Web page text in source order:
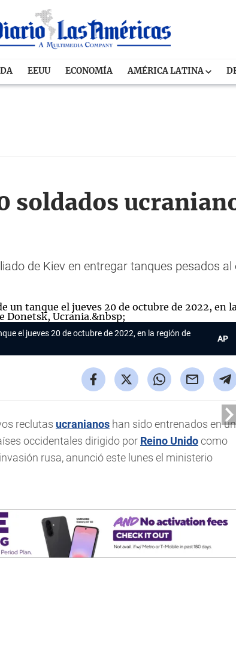
EEUU ECONOMÍA AMÉRICA LATINA
soldados
de Kiev en entregar tanques pesados
el jueves 20 de octubre de 2022, en la región de
AP
reclutas ucranianos han sido entrenados en un
occidentales dirigido por Reino Unidocomo
rusa, anunció este lunes el ministerio